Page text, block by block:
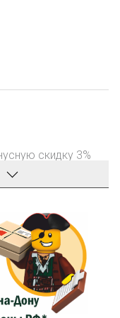
скидку 3%
000₽, оплатите
150₽ на